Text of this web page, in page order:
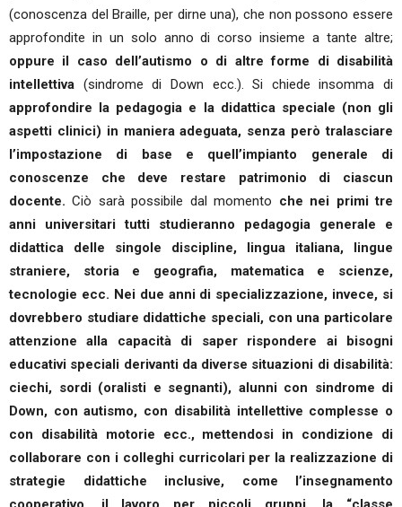
(conoscenza del Braille, per dirne una), che non possono essere
approfondite in un solo anno di corso insieme a tante altre;
oppure il caso dell’autismo o di altre forme di disabilità
intellettiva (sindrome di Down ecc.). Si chiede insomma di
approfondire la pedagogia e la didattica speciale (non gli
aspetti clinici) in maniera adeguata, senza però tralasciare
l’impostazione di base e quell’impianto generale di
conoscenze che deve restare patrimonio di ciascun
docente. Ciò sarà possibile dal momento che nei primi tre
anni universitari tutti studieranno pedagogia generale e
didattica delle singole discipline, lingua italiana, lingue
straniere, storia e geografia, matematica e scienze,
tecnologie ecc. Nei due anni di specializzazione, invece, si
dovrebbero studiare didattiche speciali, con una particolare
attenzione alla capacità di saper rispondere ai bisogni
educativi speciali derivanti da diverse situazioni di disabilità:
ciechi, sordi (oralisti e segnanti), alunni con sindrome di
Down, con autismo, con disabilità intellettive complesse o
con disabilità motorie ecc., mettendosi in condizione di
collaborare con i colleghi curricolari per la realizzazione di
strategie didattiche inclusive, come l’insegnamento